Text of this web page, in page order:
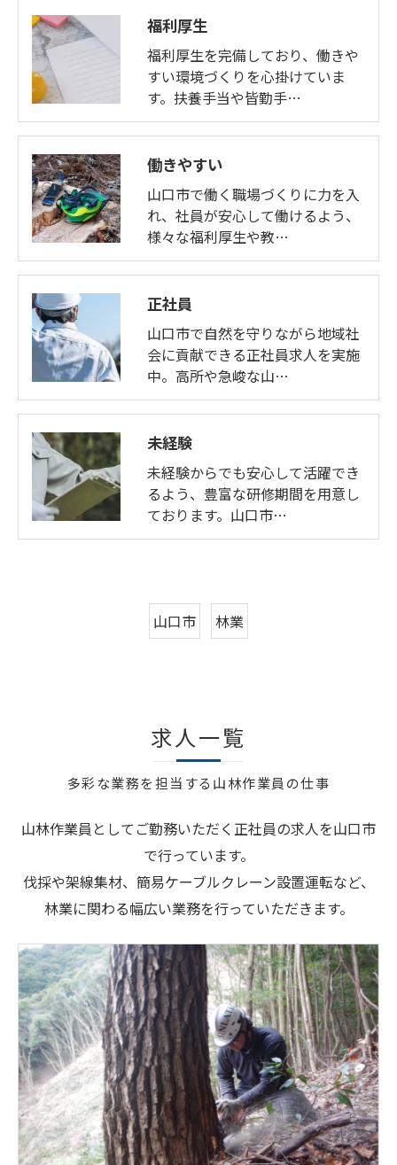
福利厚生
福利厚生を完備しており、働きや
すい環境づくりを心掛けていま
す。扶養手当や皆勤手…
働きやすい
山口市で働く職場づくりに力を入
れ、社員が安心して働けるよう、
様々な福利厚生や教…
正社員
山口市で自然を守りながら地域社
会に貢献できる正社員求人を実施
中。高所や急峻な山…
未経験
未経験からでも安心して活躍でき
るよう、豊富な研修期間を用意し
ております。山口市…
山口市 林業
多彩な業務を担当する山林作業員の仕事
求人一覧
山林作業員としてご勤務いただく正社員の求人を山口市
で行っています。
伐採や架線集材、簡易ケーブルクレーン設置運転など、
林業に関わる幅広い業務を行っていただきます。